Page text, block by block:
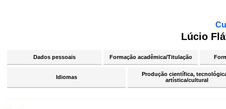
Lúcio
Dados pessoais Formação acadêmica/Titulação
Idiomas
Produção científica,
artística/cultural